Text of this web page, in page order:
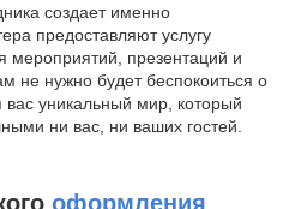
создает именно
предоставляют услугу
мероприятий, презентаций и
не нужно будет беспокоиться о
уникальный мир, который
ни вас, ни ваших гостей.
оформления